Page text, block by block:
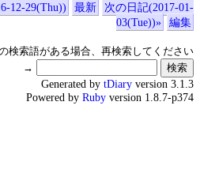
12-29(Thu)) 最新
次の日記(2017-01-
03(Tue))»
編集
検索語がある場合、再検索してください
→
Generated by tDiary version 3.1.3
Powered by Ruby version 1.8.7-p374